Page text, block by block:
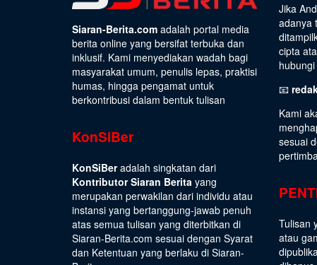
Siaran-Berita.com adalah portal media
berita online yang bersifat terbuka dan
inklusif. Kami menyediakan wadah bagi
masyarakat umum, penulis lepas, praktisi
humas, hingga pengamat untuk
berkontribusi dalam bentuk tulisan
KonSiBer
KonSiBeradalah singkatan dari
Kontributor Siaran Berita yang
merupakan perwakilan dari individu atau
instansi yang bertanggung-jawab penuh
atas semua tulisan yang diterbitkan di
Siaran-Berita.com sesuai dengan Syarat
dan Ketentuan yang berlaku di Siaran-
Jika
adanya
cipta
📧
Kami
sesuai
Tulisan
atau